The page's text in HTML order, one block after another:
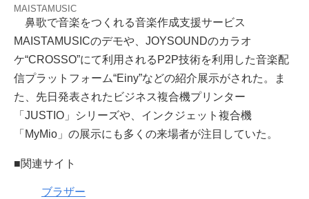
MAISTAMUSIC
鼻歌で音楽をつくれる音楽作成支援サービス
MAISTAMUSICのデモや、JOYSOUNDのカラオ
ケ“CROSSO”にて利用されるP2P技術を利用した音楽配
信プラットフォーム“Einy”などの紹介展示がされた。ま
た、先日発表されたビジネス複合機プリンター
「JUSTIO」シリーズや、インクジェット複合機
「MyMio」の展示にも多くの来場者が注目していた。
■関連サイト
ブラザー